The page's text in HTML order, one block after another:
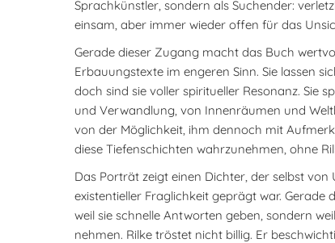
Sprachkünstler, sondern als Suchender:
einsam, aber immer wieder offen für das
Gerade dieser Zugang macht das Buch
Erbauungstexte im engeren Sinn. Sie lassen
doch sind sie voller spiritueller Resonanz. Sie
und Verwandlung, von Innenräumen und
von der Möglichkeit, ihm dennoch mit
diese Tiefenschichten wahrzunehmen, ohne
Das Porträt zeigt einen Dichter, der selbst
existentieller Fraglichkeit geprägt war. Gerade
weil sie schnelle Antworten geben, sondern
nehmen. Rilke tröstet nicht billig. Er